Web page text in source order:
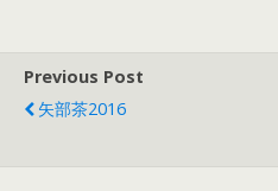
Previous Post
矢部茶2016